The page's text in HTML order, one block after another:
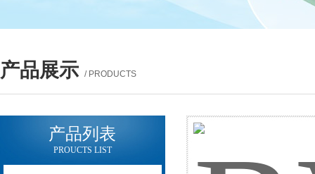
产品展示 / PRODUCTS
产品列表
PROUCTS LIST